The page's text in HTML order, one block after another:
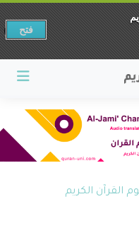
القرآن الكريم
فتح